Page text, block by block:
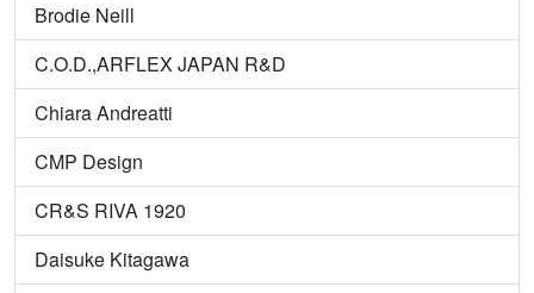
Brodie Neill
C.O.D.,ARFLEX JAPAN R&D
Chiara Andreatti
CMP Design
CR&S RIVA 1920
Daisuke Kitagawa